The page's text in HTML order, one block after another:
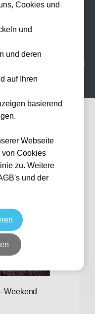
Aus über 200 Ländern pro
Seit 2005
Das legendärste Musikfestival
eineMagie
Weekend
Cookies und
und
und deren
auf Ihren
basierend
Webseite
von Cookies
zu. Weitere
und der